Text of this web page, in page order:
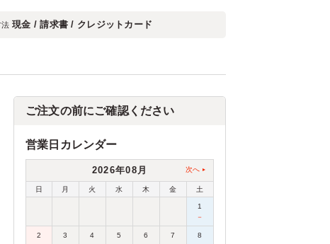
法 現金 / 請求書 / クレジットカード
ご注文の前にご確認ください
営業日カレンダー
2026年08月 次へ
日 月 火 水 木 金 土
1
－
2
3
4
5
6
7
8